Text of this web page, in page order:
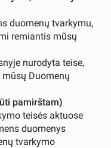
duomenų tvarkymu,
remiantis mūsų
nurodyta teise,
Duomenų
pamirštam)
teisės aktuose
duomenys
tvarkymo